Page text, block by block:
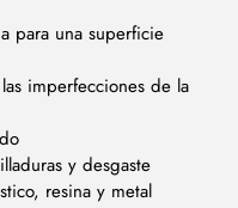
para una superficie
imperfecciones de la
y desgaste
resina y metal